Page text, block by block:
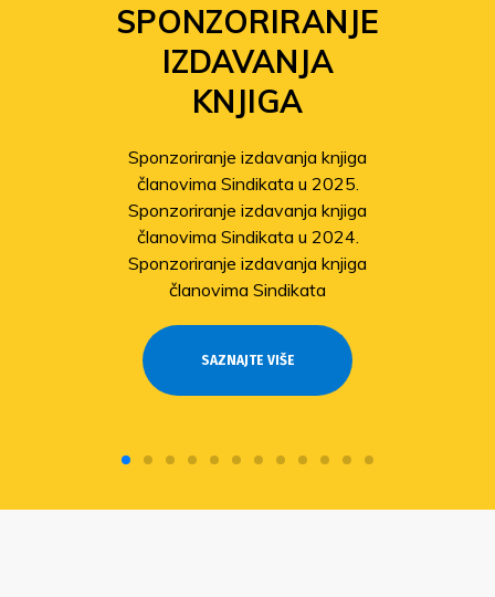
SPONZORIRANJE
IZDAVANJA
KNJIGA
Sponzoriranje izdavanja knjiga
članovima Sindikata u 2025.
Sponzoriranje izdavanja knjiga
članovima Sindikata u 2024.
Sponzoriranje izdavanja knjiga
članovima Sindikata
SAZNAJTE VIŠE